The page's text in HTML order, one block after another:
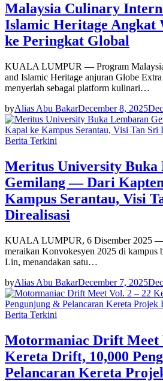
Malaysia Culinary
Islamic Heritage Angkat
ke Peringkat Global
KUALA LUMPUR — Program
and Islamic Heritage anjuran Globe
menyerlah sebagai platform kulinari…
byAlias Abu BakarDecember 8, 2025
Berita Terkini
Meritus University Buka
Gemilang — Dari
Kampus Serantau, Visi
Direalisasi
KUALA LUMPUR, 6 Disember 2025
meraikan Konvokesyen 2025 di kampus
Lin, menandakan satu…
byAlias Abu BakarDecember 7, 2025
Berita Terkini
Motormaniac Drift Meet
Kereta Drift, 10,000
Pelancaran Kereta